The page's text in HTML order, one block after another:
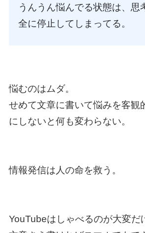
うんうん悩んでる状態は、思
全に停止してしまってる。
悩むのはムダ。
せめて文章に書いて悩みを客観
にしないと何も変わらない。
情報発信は人の命を救う。
YouTubeはしゃべるのが大変だ